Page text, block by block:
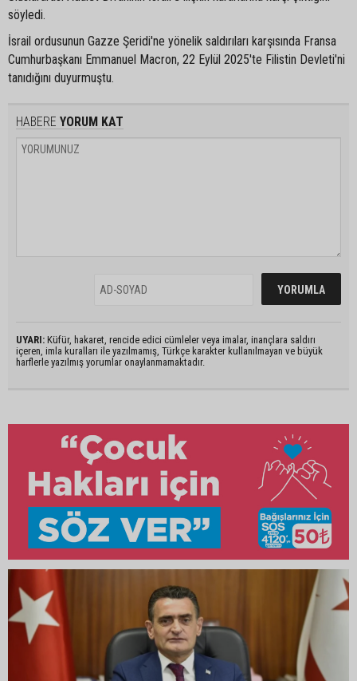
söyledi.
İsrail ordusunun Gazze Şeridi'ne yönelik saldırıları karşısında Fransa
Cumhurbaşkanı Emmanuel Macron, 22 Eylül 2025'te Filistin Devleti'ni
tanıdığını duyurmuştu.
HABERE YORUM KAT
UYARI: Küfür, hakaret, rencide edici cümleler veya imalar, inançlara saldırı
içeren, imla kuralları ile yazılmamış, Türkçe karakter kullanılmayan ve büyük
harflerle yazılmış yorumlar onaylanmamaktadır.